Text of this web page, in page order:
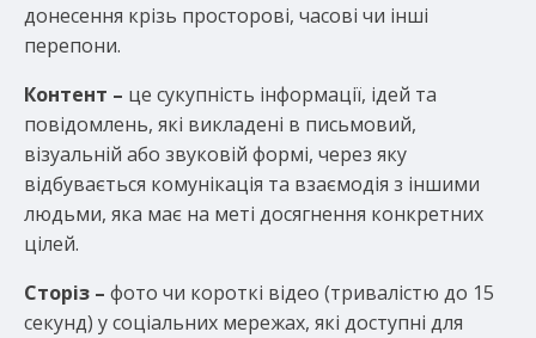
донесення крізь просторові, часові чи інші
перепони.
Контент – це сукупність інформації, ідей та
повідомлень, які викладені в письмовий,
візуальній або звуковій формі, через яку
відбувається комунікація та взаємодія з іншими
людьми, яка має на меті досягнення конкретних
цілей.
Сторіз – фото чи короткі відео (тривалістю до 15
секунд) у соціальних мережах, які доступні для